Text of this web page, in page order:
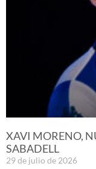
XAVI MORENO,
SABADELL
29 de julio de 2026